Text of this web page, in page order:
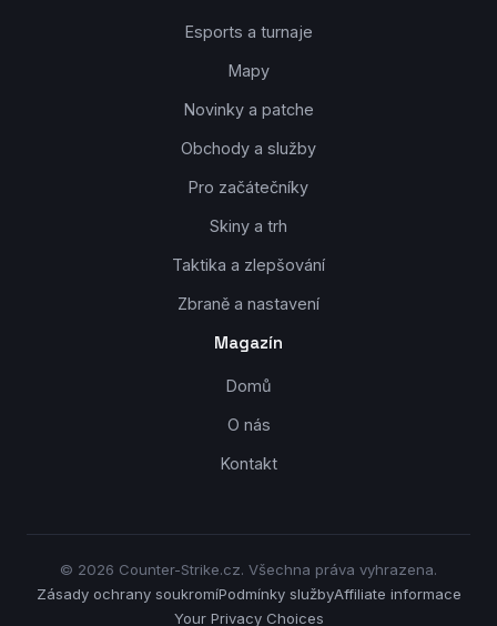
Esports a turnaje
Mapy
Novinky a patche
Obchody a služby
Pro začátečníky
Skiny a trh
Taktika a zlepšování
Zbraně a nastavení
Magazín
Domů
O nás
Kontakt
© 2026 Counter-Strike.cz. Všechna práva vyhrazena.
Zásady ochrany soukromíPodmínky službyAffiliate informace
Your Privacy Choices